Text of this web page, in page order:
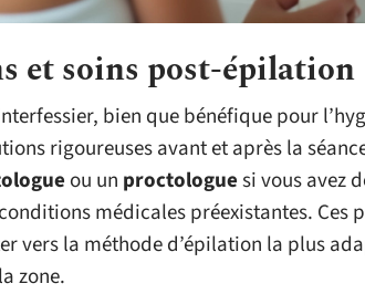
et soins post-épilation
bien que bénéfique pour
rigoureuses avant et après la
ou un proctologuesi vous avez
médicales préexistantes. Ces
vers la méthode d’épilation la plus
zone.